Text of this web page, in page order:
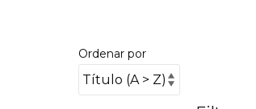
Ordenar por